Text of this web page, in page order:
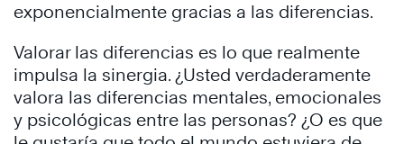
exponencialmente gracias a las diferencias.
Valorar las diferencias es lo que realmente
impulsa la sinergia. ¿Usted verdaderamente
valora las diferencias mentales, emocionales
y psicológicas entre las personas? ¿O es que